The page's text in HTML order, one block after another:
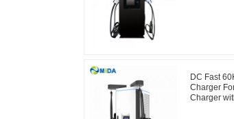
DC Fast
Charger
Charger